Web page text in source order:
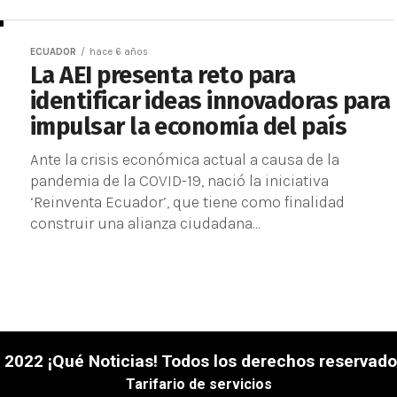
ECUADOR hace 6 años
La AEI presenta reto para
identificar ideas innovadoras para
impulsar la economía del país
Ante la crisis económica actual a causa de la
pandemia de la COVID-19, nació la iniciativa
‘Reinventa Ecuador’, que tiene como finalidad
construir una alianza ciudadana...
¡Qué Noticias! Todos los derechos
Tarifario de servicios